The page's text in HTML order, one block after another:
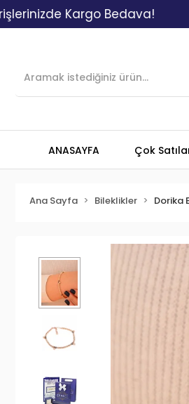
Kargo Bedava! Tüm
ANASAYFA Çok
Ana Sayfa Bileklikler Dorika